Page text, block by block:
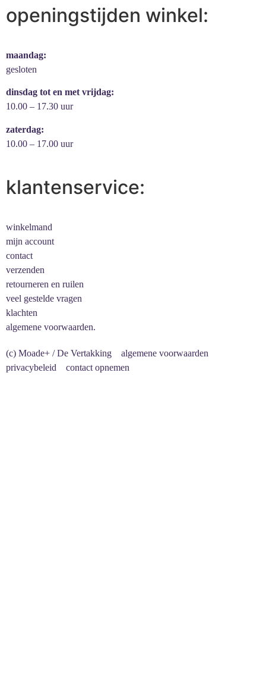
openingstijden winkel:
maandag:
gesloten
dinsdag tot en met vrijdag:
10.00 – 17.30 uur
zaterdag:
10.00 – 17.00 uur
klantenservice:
winkelmand
mijn account
contact
verzenden
retourneren en ruilen
veel gestelde vragen
klachten
algemene voorwaarden.
(c) Moade+ / De Vertakking
algemene voorwaarden
privacybeleid
contact opnemen